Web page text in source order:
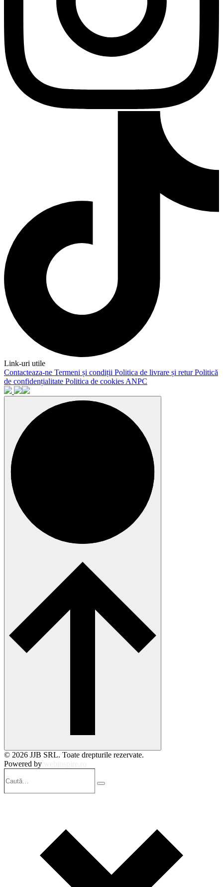
Link-uri utile
Contacteaza-ne Termeni și condiții Politica de livrare și returPolitică
de confidențialitate Politica de cookies ANPC
© 2026 JJB SRL. Toate drepturile rezervate.
Powered by
Search